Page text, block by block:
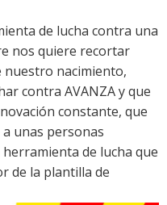
de lucha contra una
nos quiere recortar
nuestro nacimiento,
contra AVANZA y que
constante, que
unas personas
de lucha que
de la plantilla de